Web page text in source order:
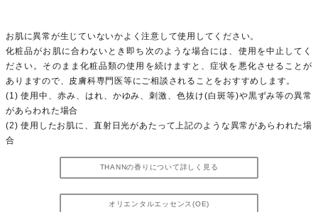
お肌に異常が生じていないかよく注意して使用してください。
化粧品がお肌に合わないとき即ち次のような場合には、使用を中止してく
ださい。そのまま化粧品類の使用を続けますと、症状を悪化させることが
ありますので、皮膚科専門医等にご相談されることをおすすめします。
(1) 使用中、赤み、はれ、かゆみ、刺激、色抜け(白斑等)や黒ずみ等の異常
があらわれた場合
(2) 使用したお肌に、直射日光があたって上記のような異常があらわれた場
合
THANNの香りについて詳しく見る
オリエンタルエッセンス(OE)